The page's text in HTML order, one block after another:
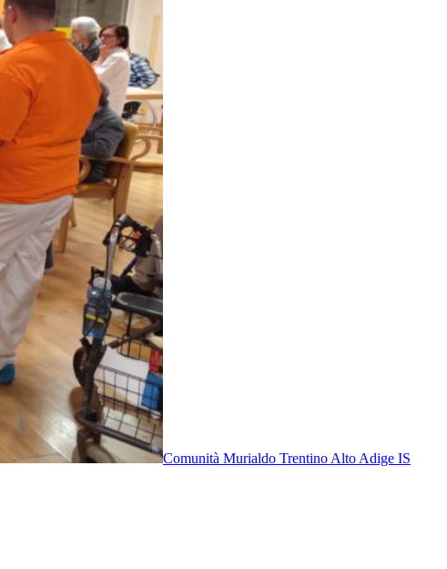
Comunità Murialdo Trentino Alto Adige IS